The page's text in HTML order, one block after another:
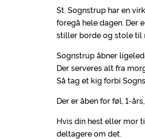
St. Sognstrup har en
foregå hele dagen. Der
stiller borde og stole til
Sognstrup åbner
Der serveres alt fra
Så tag et kig forbi
Der er åben for føl, 1-
Hvis din hest eller mor
deltagere om det.